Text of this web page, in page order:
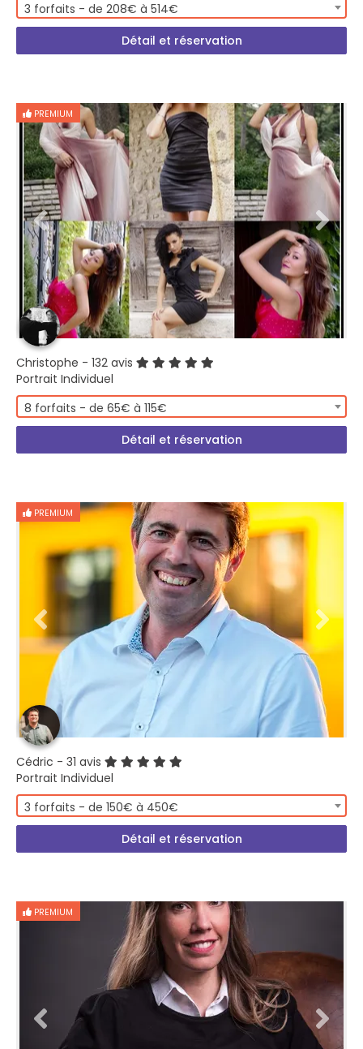
3 forfaits - de 208€ à 514€
Détail et réservation
PREMIUM
Christophe - 132 avis
Portrait Individuel
8 forfaits - de 65€ à 115€
Détail et réservation
PREMIUM
Cédric - 31 avis
Portrait Individuel
3 forfaits - de 150€ à 450€
Détail et réservation
PREMIUM